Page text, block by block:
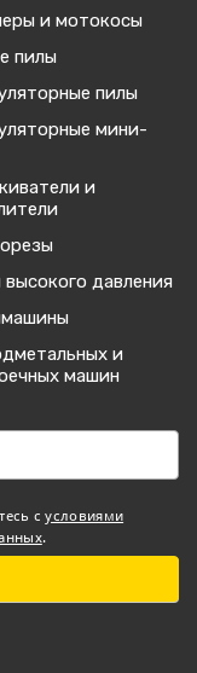
и мотокосы
пилы
пилы
мини-
и
давления
и
машин
сусловиями
.